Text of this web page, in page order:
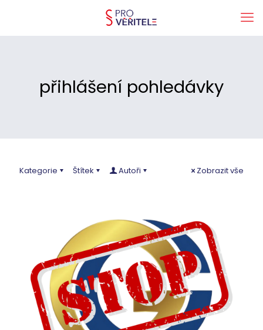
přihlášení pohledávky
Kategorie Štítek Autoři Zobrazit vše